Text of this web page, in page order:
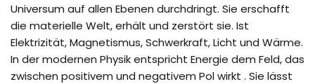
Universum auf allen Ebenen durchdringt. Sie erschafft
die materielle Welt, erhält und zerstört sie. Ist
Elektrizität, Magnetismus, Schwerkraft, Licht und Wärme.
In der modernen Physik entspricht Energie dem Feld, das
zwischen positivem und negativem Pol wirkt . Sie lässt